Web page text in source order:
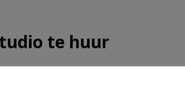
te huur